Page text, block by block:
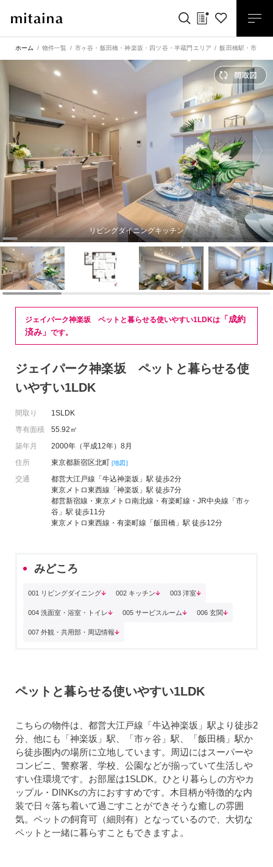
ホーム 物件一覧 市ヶ谷・飯田橋・神楽坂・四ツ谷・半蔵門エリア 飯田橋駅 ・市ヶ谷
リビングダイニングキッチン
ジェイパーク神楽坂 ペットと暮らせる使いやすい1LDKは 「成約
済み」 です。
ジェイパーク神楽坂 ペットと暮らせる使
いやすい1LDK
間取り
1SLDK
専有面積
55.92㎡
築年月
2000年（平成12年）8月
住所
東京都新宿区北町 [地図]
交通
都営大江戸線「牛込神楽坂」駅 徒歩2分
東京メトロ東西線「神楽坂」駅 徒歩7分
都営新宿線・東京メトロ南北線・有楽町線・JR中央線「市ヶ
谷」駅 徒歩11分
東京メトロ東西線・有楽町線「飯田橋」駅 徒歩12分
みどころ
001 リビングダイニング 002 キッチン 003 洋室
004 洗面室・浴室・トイレ 005 サービスルーム 006 玄関
007 外観・共用部・周辺情報
ペットと暮らせる使いやすい1LDK
こちらの物件は、都営大江戸線「牛込神楽坂」駅より徒歩2
分、他にも「神楽坂」駅、「市ヶ谷」駅、「飯田橋」駅か
ら徒歩圏内の場所に立地しています。周辺にはスーパーや
コンビニ、警察署、学校、公園などが揃っていて生活しや
すい住環境です。お部屋は1SLDK。ひとり暮らしの方やカ
ップル・DINKsの方におすすめです。木目柄が特徴的な内
装で日々落ち着いて過ごすことができそうな癒しの雰囲
気。ペットの飼育可（細則有）となっているので、大切な
ペットと一緒に暮らすこともできますよ。